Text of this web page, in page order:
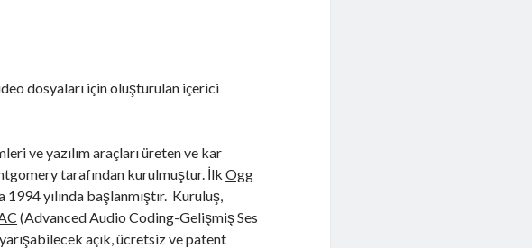
dosyaları için oluşturulan içerici
ve yazılım araçları üreten ve kar
tarafından kurulmuştur. İlkOgg
yılında başlanmıştır. Kuruluş,
(Advanced Audio Coding-Gelişmiş Ses
açık, ücretsiz ve patent